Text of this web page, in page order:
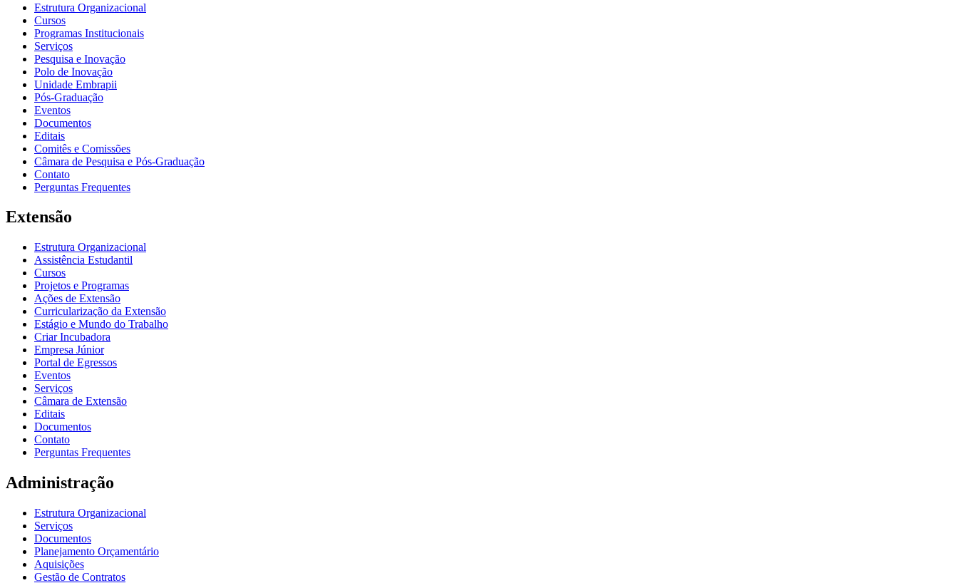
Estrutura Organizacional
Cursos
Programas Institucionais
Serviços
Pesquisa e Inovação
Polo de Inovação
Unidade Embrapii
Pós-Graduação
Eventos
Documentos
Editais
Comitês e Comissões
Câmara de Pesquisa e Pós-Graduação
Contato
Perguntas Frequentes
Extensão
Estrutura Organizacional
Assistência Estudantil
Cursos
Projetos e Programas
Ações de Extensão
Curricularização da Extensão
Estágio e Mundo do Trabalho
Criar Incubadora
Empresa Júnior
Portal de Egressos
Eventos
Serviços
Câmara de Extensão
Editais
Documentos
Contato
Perguntas Frequentes
Administração
Estrutura Organizacional
Serviços
Documentos
Planejamento Orçamentário
Aquisições
Gestão de Contratos